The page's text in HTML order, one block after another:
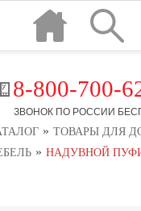
8-800-700-
ЗВОНОК ПО РОССИИ
» ТОВАРЫ ДЛЯ
» НАДУВНОЙ